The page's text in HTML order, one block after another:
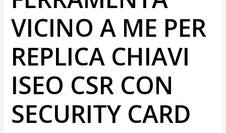
VICINO A ME PER
REPLICA CHIAVI
ISEO CSR CON
SECURITY CARD